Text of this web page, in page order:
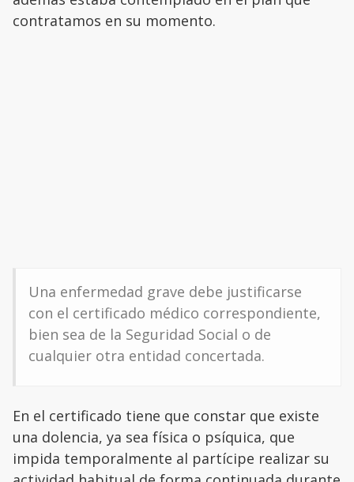
contratamos en su momento.
Una enfermedad grave debe justificarse
con el certificado médico correspondiente,
bien sea de la Seguridad Social o de
cualquier otra entidad concertada.
En el certificado tiene que constar que existe
una dolencia, ya sea física o psíquica, que
impida temporalmente al partícipe realizar su